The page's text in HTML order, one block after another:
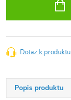
Dotaz k produktu
Popis produktu